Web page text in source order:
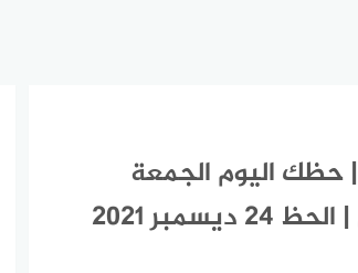
ابراج اليوم الجمعة 24-12-2021 ماغي فرح Abraj | حظك اليوم الجمعة